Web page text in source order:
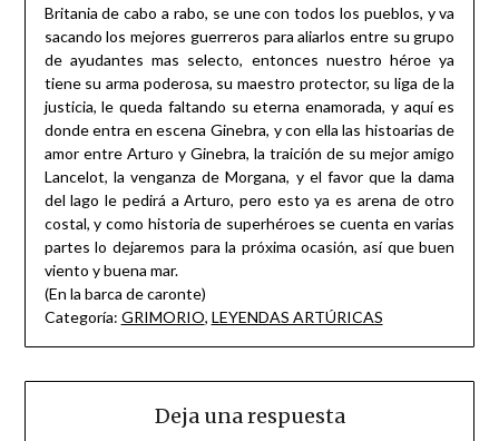
Britania de cabo a rabo, se une con todos los pueblos, y va
sacando los mejores guerreros para aliarlos entre su grupo
de ayudantes mas selecto, entonces nuestro héroe ya
tiene su arma poderosa, su maestro protector, su liga de la
justicia, le queda faltando su eterna enamorada, y aquí es
donde entra en escena Ginebra, y con ella las histoarias de
amor entre Arturo y Ginebra, la traición de su mejor amigo
Lancelot, la venganza de Morgana, y el favor que la dama
del lago le pedirá a Arturo, pero esto ya es arena de otro
costal, y como historia de superhéroes se cuenta en varias
partes lo dejaremos para la próxima ocasión, así que buen
viento y buena mar.
(En la barca de caronte)
Categoría: GRIMORIO, LEYENDAS ARTÚRICAS
Deja una respuesta